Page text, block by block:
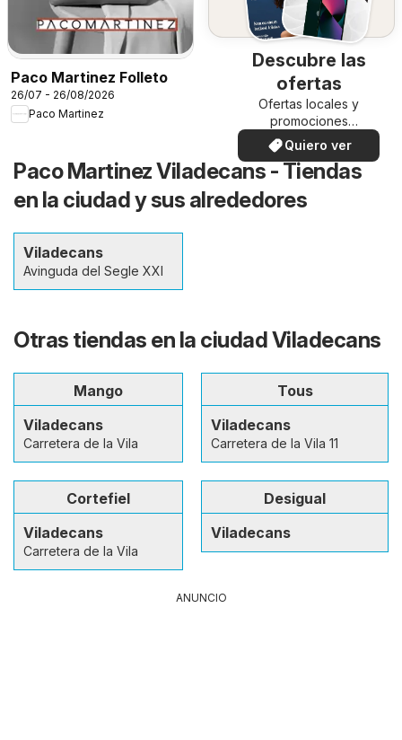
Paco Martinez Folleto
26/07 - 26/08/2026
Paco Martinez
Descubre las
ofertas
Ofertas locales y
promociones
especiales.
Quiero ver
Paco Martinez Viladecans - Tiendas
en la ciudad y sus alrededores
Viladecans
Avinguda del Segle XXI
Otras tiendas en la ciudad Viladecans
Mango
Viladecans
Carretera de la Vila
Tous
Viladecans
Carretera de la Vila 11
Cortefiel
Viladecans
Carretera de la Vila
Desigual
Viladecans
ANUNCIO